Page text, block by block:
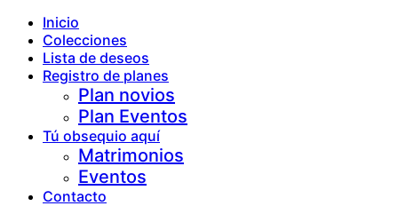
Inicio
Colecciones
Lista de deseos
Registro de planes
Plan novios
Plan Eventos
Tú obsequio aquí
Matrimonios
Eventos
Contacto